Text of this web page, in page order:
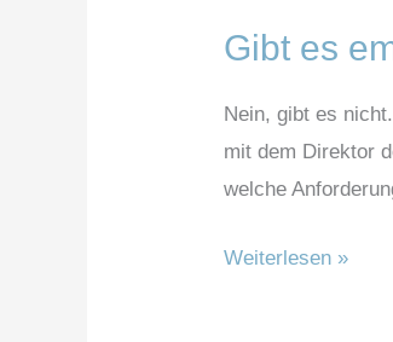
Gibt es
Nein, gibt es
mit dem Direktor
welche
Gibt
empfehlenswerte
Prüfungsschulen
für
Externistenprüfung?
Weiterlesen »